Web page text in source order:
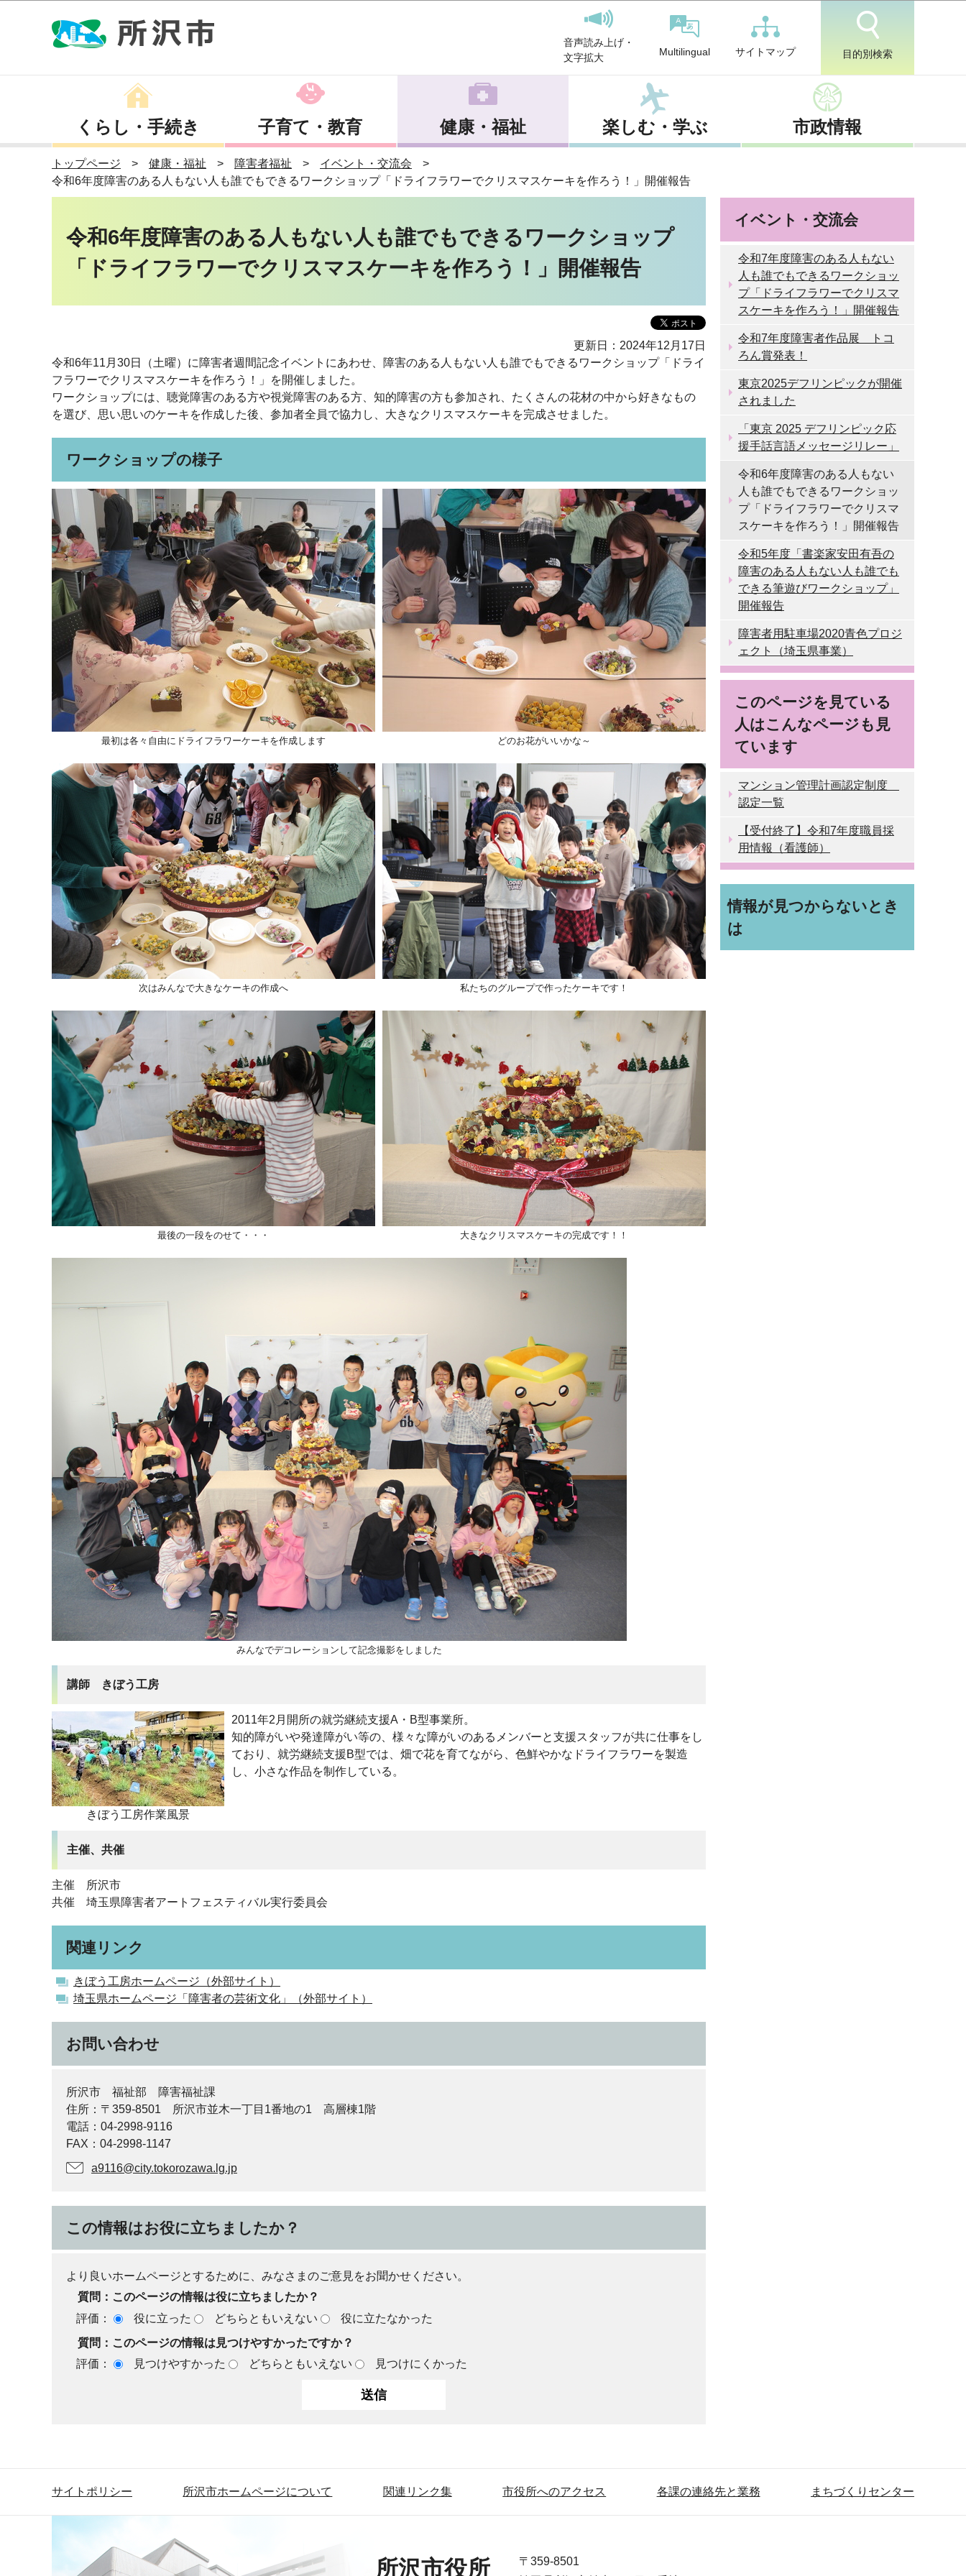
音声読み上げ・
文字拡大
Multilingual サイトマップ 目的別検索
くらし・手続き 子育て・教育 健康・福祉 楽しむ・学ぶ 市政情報
トップページ 健康・福祉 障害者福祉
イベント・交流会
令和6年度障害のある人もない人も誰でもできるワークショップ「ドライフラワーでクリスマスケーキを作ろう！」開催報告
令和6年度障害のある人もない人も誰でもできるワークショップ
「ドライフラワーでクリスマスケーキを作ろう！」開催報告
更新日：2024年12月17日
令和6年11月30日（土曜）に障害者週間記念イベントにあわせ、障害のある人もない人も誰でもできるワークショップ「ドライ
フラワーでクリスマスケーキを作ろう！」を開催しました。
ワークショップには、聴覚障害のある方や視覚障害のある方、知的障害の方も参加され、たくさんの花材の中から好きなもの
を選び、思い思いのケーキを作成した後、参加者全員で協力し、大きなクリスマスケーキを完成させました。
ワークショップの様子
最初は各々自由にドライフラワーケーキを作成します どのお花がいいかな～
次はみんなで大きなケーキの作成へ 私たちのグループで作ったケーキです！
最後の一段をのせて・・・ 大きなクリスマスケーキの完成です！！
みんなでデコレーションして記念撮影をしました
講師 きぼう工房
きぼう工房作業風景
2011年2月開所の就労継続支援A・B型事業所。
知的障がいや発達障がい等の、様々な障がいのあるメンバーと支援スタッフが共に仕事をし
ており、就労継続支援B型では、畑で花を育てながら、色鮮やかなドライフラワーを製造
し、小さな作品を制作している。
主催、共催
主催 所沢市
共催 埼玉県障害者アートフェスティバル実行委員会
関連リンク
きぼう工房ホームページ（外部サイト）
埼玉県ホームページ「障害者の芸術文化」（外部サイト）
お問い合わせ
所沢市 福祉部 障害福祉課
住所：〒359-8501 所沢市並木一丁目1番地の1 高層棟1階
電話：04-2998-9116
FAX：04-2998-1147
a9116@city.tokorozawa.lg.jp
この情報はお役に立ちましたか？
より良いホームページとするために、みなさまのご意見をお聞かせください。
質問：このページの情報は役に立ちましたか？
評価：
役に立った どちらともいえない
役に立たなかった
質問：このページの情報は見つけやすかったですか？
評価：
見つけやすかった どちらともいえない 見つけにくかった
イベント・交流会
令和7年度障害のある人もない
人も誰でもできるワークショッ
プ「ドライフラワーでクリスマ
スケーキを作ろう！」開催報告
令和7年度障害者作品展 トコ
ろん賞発表！
東京2025デフリンピックが開催
されました
「東京 2025 デフリンピック応
援手話言語メッセージリレー」
令和6年度障害のある人もない
人も誰でもできるワークショッ
プ「ドライフラワーでクリスマ
スケーキを作ろう！」開催報告
令和5年度「書楽家安田有吾の
障害のある人もない人も誰でも
できる筆遊びワークショップ」
開催報告
障害者用駐車場2020青色プロジ
ェクト（埼玉県事業）
このページを見ている
人はこんなページも見
ています
マンション管理計画認定制度
認定一覧
【受付終了】令和7年度職員採
用情報（看護師）
情報が見つからないとき
は
サイトポリシー 所沢市ホームページについて 関連リンク集 市役所へのアクセス 各課の連絡先と業務 まちづくりセンター
所沢市役所
〒359-8501